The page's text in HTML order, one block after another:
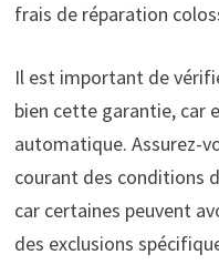
frais de réparation
Il est important de
bien cette garantie, car
automatique. Assurez-
courant des conditions
car certaines peuvent
des exclusions